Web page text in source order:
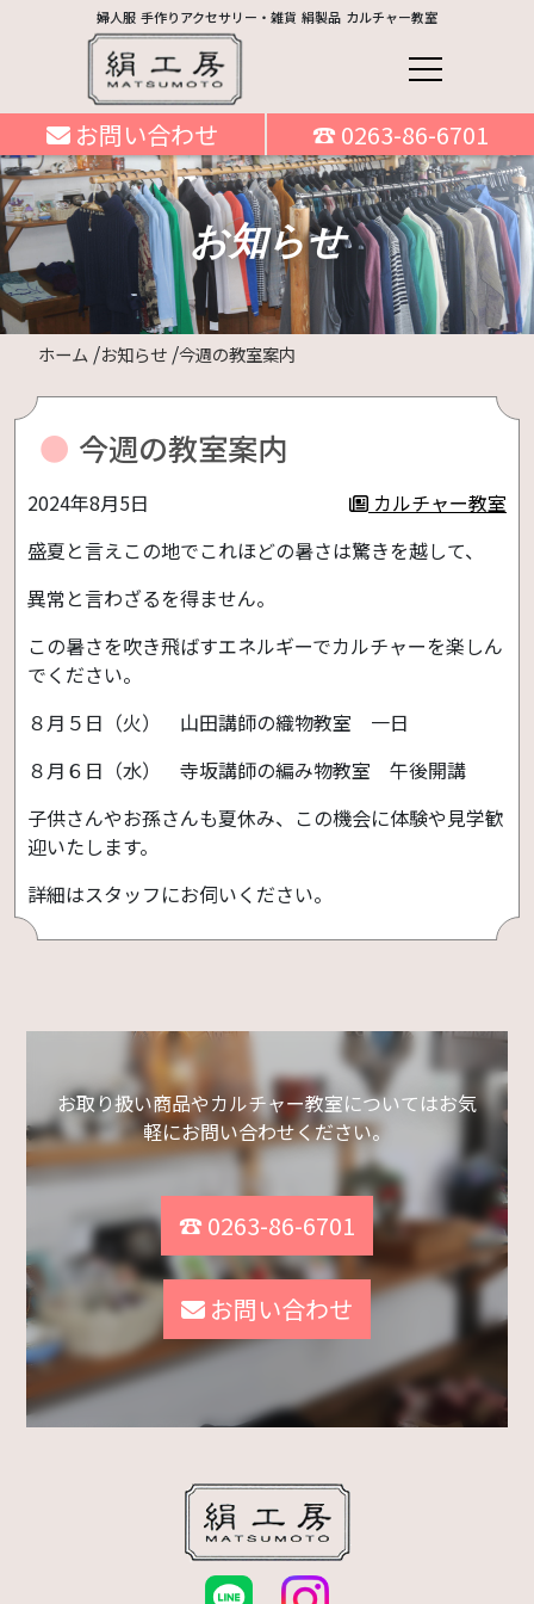
婦人服 手作りアクセサリー・雑貨 絹製品 カルチャー教室
お問い合わせ ☎ 0263-86-6701
お知らせ
ホーム お知らせ 今週の教室案内
今週の教室案内
2024年8月5日
カルチャー教室
盛夏と言えこの地でこれほどの暑さは驚きを越して、
異常と言わざるを得ません。
この暑さを吹き飛ばすエネルギーでカルチャーを楽しん
でください。
８月５日（火） 山田講師の織物教室 一日
８月６日（水） 寺坂講師の編み物教室 午後開講
子供さんやお孫さんも夏休み、この機会に体験や見学歓
迎いたします。
詳細はスタッフにお伺いください。
お取り扱い商品やカルチャー教室についてはお気
軽にお問い合わせください。
☎ 0263-86-6701
お問い合わせ